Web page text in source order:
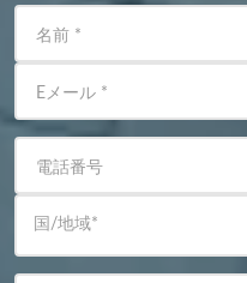
名前 *
Eメール *
電話番号
国/地域*